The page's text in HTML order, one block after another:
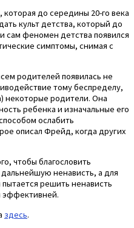
которая до середины 20-го века
культ детства, который до
сам феномен детства появился
симптомы, снимая с
родителей появилась не
тому беспределу,
некоторые родители. Она
ребенка и изначальные его
ослабить
описал Фрейд, когда других
чтобы благословить
ненависть, а для
решить ненависть
эффективней.
здесь.